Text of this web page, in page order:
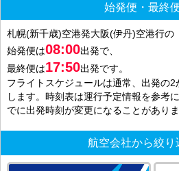
始発便・最終
札幌(新千歳)空港発大阪(伊丹)空港行の
始発便は08:00出発で、
最終便は17:50出発です。
フライトスケジュールは通常、出発の
します。時刻表は運行予定情報を参考
でに出発時刻が変更になることがありま
航空会社から絞り